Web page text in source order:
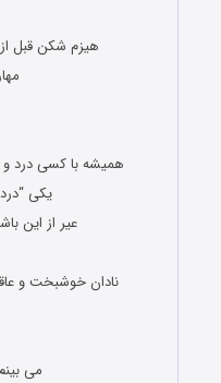
هیزم شکن قبل
همیشه با کسی درد و
یکی
عیر از این
نادان خوشبخت و
می